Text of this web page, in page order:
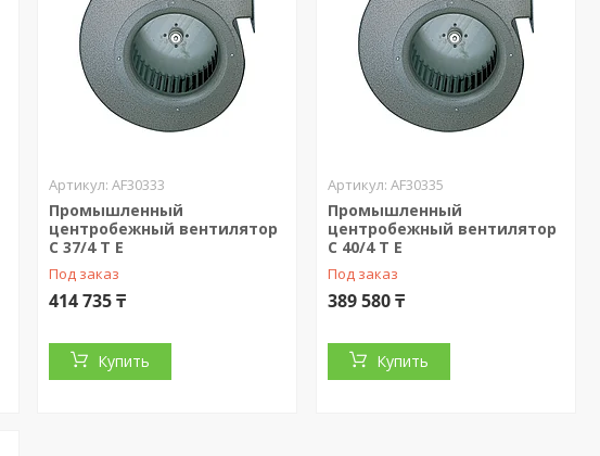
AF30333
Промышленный
центробежный вентилятор
C 37/4 T E
Под заказ
414 735 ₸
Купить
AF30335
Промышленный
центробежный вентилятор
C 40/4 T E
Под заказ
389 580 ₸
Купить